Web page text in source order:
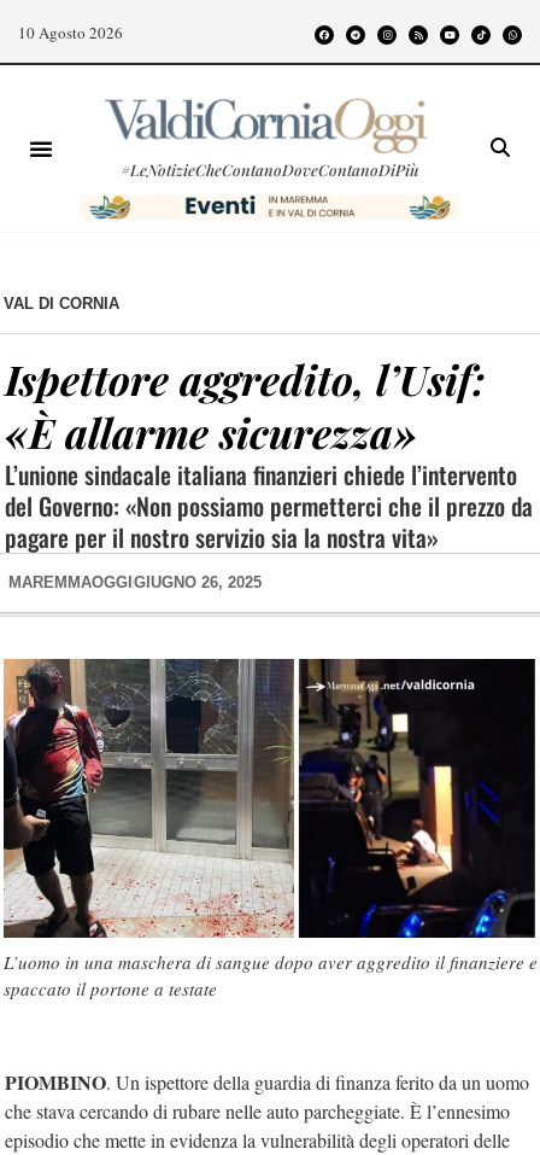
10 Agosto 2026
#LeNotizieCheContanoDoveContanoDiPiù
VAL DI CORNIA
Ispettore aggredito, l’Usif:
«È allarme sicurezza»
L’unione sindacale italiana finanzieri chiede l’intervento
del Governo: «Non possiamo permetterci che il prezzo da
pagare per il nostro servizio sia la nostra vita»
MAREMMAOGGI GIUGNO 26, 2025
L’uomo in una maschera di sangue dopo aver aggredito il finanziere e
spaccato il portone a testate
PIOMBINO. Un ispettore della guardia di finanza ferito da un uomo
che stava cercando di rubare nelle auto parcheggiate. È l’ennesimo
episodio che mette in evidenza la vulnerabilità degli operatori delle